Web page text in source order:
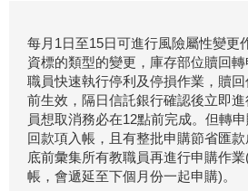
每月1日至15日可進行風險屬性變更
資標的類型的變更，庫存部位贖回
職員快速執行停利及停損作業，贖
前生效，隔日信託銀行確認後立即
員想取消務必在12點前完成。但轉
回款項入帳，且有整批申購節省匯
底前彙集所有教職員再進行申購作
帳，會遞延至下個月份一起申購)。